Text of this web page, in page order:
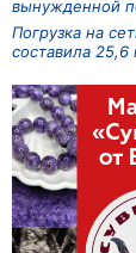
вынужденной
Погрузка на
составила